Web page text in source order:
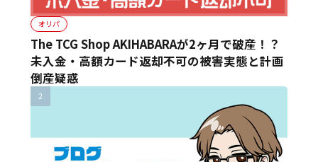
オリパ
The TCG Shop AKIHABARAが2ヶ月で破産！？
未入金・高額カード返却不可の被害実態と計画
倒産疑惑